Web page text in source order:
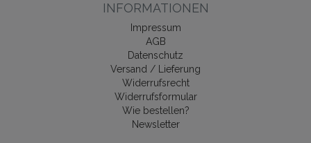
INFORMATIONEN
Impressum
AGB
Datenschutz
Versand / Lieferung
Widerrufsrecht
Widerrufsformular
Wie bestellen?
Newsletter